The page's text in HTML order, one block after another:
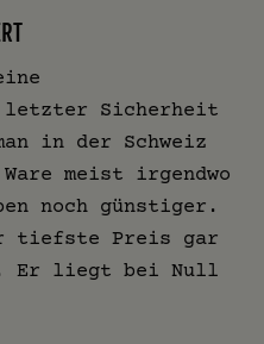
Sicherheit
in der Schweiz
meist irgendwo
noch günstiger.
tiefste Preis gar
Er liegt bei Null